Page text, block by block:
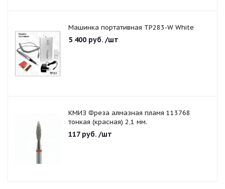
Машинка портативная TP283-W White
5 400 руб. /шт
КМИЗ Фреза алмазная пламя 113768
тонкая (красная) 2,1 мм.
117руб. /шт